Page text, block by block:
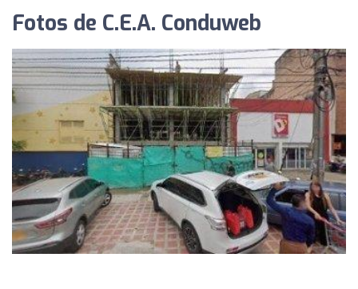
Fotos de C.E.A. Conduweb